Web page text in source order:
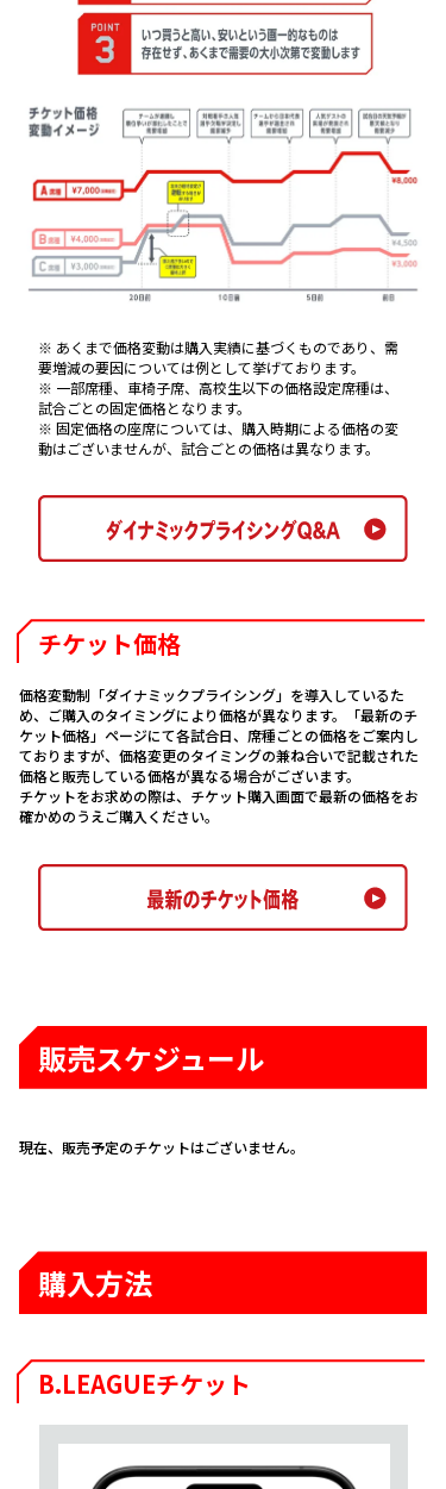
試合の楽しみ方は千差万別！
自分好みの席種を見つけよう！
ハイグレードのシートで迫力ある攻防を間
近で観戦！
※座席の前にコートサイドLEDの設置はございませ
ます。お客さまの安全を守るため、未就学児のご観
戦、およびお子様の膝上観戦は禁止といたします。
※船橋アリーナではラウンジサービス、専用エント
ランスはございません。通常ゲートからご入場くだ
さい。
ハイグレードのシートで迫力ある攻防を間
近で観戦！
※コートサイドLEDの設置はございません。
コートエンドから選手のスピードを体感！
チームロゴ入りオリジナルシート対応
コート全体が見渡しやすいセンターの座
席！
※コートサイドLEDの設置はございません。
センター寄りのコート全体が見渡しやすい
サイドの座席！
※コートサイドLEDの設置はございません。
両チームのベンチ裏・向かいに位置するコ
ート全体が見渡しやすいサイドの座席！
※コートサイドLEDの設置はございません。
コートの四隅に位置するサイドの座席！
※コートサイドLEDの設置はございません。
フリースロー時の選手の集中した表情や、豪
快なダンクの迫力を間近で体験！
試合を観るなら、画面を通じてより会場で
一体感を感じたいという方におすすめ！
※座席位置によってコートが見えづらい場合があり
試合はもちろん、演出も見やすい2階センタ
ーの座席！
試合はもちろん、演出も見やすいセンター
寄りの2階サイドの座席！
2階の四隅に位置するサイドの座席！
ゴール裏からコート全体が見渡せる座席！
サイド側からコート全体を俯瞰的に見渡
せ、お手洗いやお買い物にも行きやすい座
席！
ゴール裏からコート全体を俯瞰的に見渡
せ、お手洗いやお買い物にも行きやすい座
席！
車椅子利用者専用エリアのため安心してご
観戦いただけます！
※ あくまで価格変動は購入実績に基づくものであり、需
要増減の要因については例として挙げております。
※ 一部席種、車椅子席、高校生以下の価格設定席種は、
試合ごとの固定価格となります。
※ 固定価格の座席については、購入時期による価格の変
動はございませんが、試合ごとの価格は異なります。
チケット価格
価格変動制「ダイナミックプライシング」を導入しているた
め、ご購入のタイミングにより価格が異なります。「最新のチ
ケット価格」ページにて各試合日、席種ごとの価格をご案内し
ておりますが、価格変更のタイミングの兼ね合いで記載された
価格と販売している価格が異なる場合がございます。
チケットをお求めの際は、チケット購入画面で最新の価格をお
確かめのうえご購入ください。
販売スケジュール
現在、販売予定のチケットはございません。
購入方法
B.LEAGUEチケット